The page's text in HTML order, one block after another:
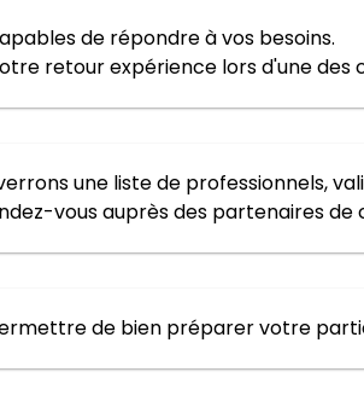
de répondre à vos besoins.
retour expérience lors d'une
une liste de professionnels,
vous auprès des partenaires de
de bien préparer votre